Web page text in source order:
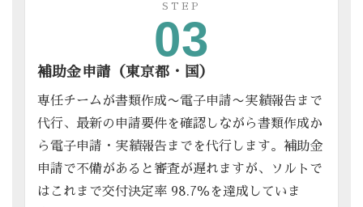
STEP
03
補助金申請（東京都・国）
専任チームが書類作成〜電子申請〜実績報告まで
代行、最新の申請要件を確認しながら書類作成か
ら電子申請・実績報告までを代行します。補助金
申請で不備があると審査が遅れますが、ソルトで
はこれまで交付決定率 98.7％を達成していま